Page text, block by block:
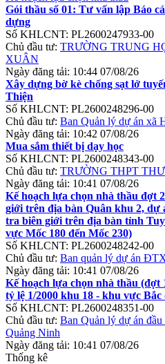
Gói thầu số 01: Tư vấn lập Báo
dựng
Số KHLCNT: PL2600247933-00
Chủ đầu tư: TRƯỜNG TRUNG
XUÂN
Ngày đăng tải: 10:44 07/08/26
Xây dựng bờ kè chống sạt lở
Thiện
Số KHLCNT: PL2600248296-00
Chủ đầu tư: Ban Quản lý dự án xã
Ngày đăng tải: 10:42 07/08/26
Mua sắm thiết bị dạy học
Số KHLCNT: PL2600248343-00
Chủ đầu tư: TRƯỜNG THPT
Ngày đăng tải: 10:41 07/08/26
Kế hoạch lựa chọn nhà thầu đợt
giới trên địa bàn Quân khu 2,
tra biên giới trên địa bàn tỉnh
vực Mốc 180 đến Mốc 230)
Số KHLCNT: PL2600248242-00
Chủ đầu tư: Ban quản lý dự án
Ngày đăng tải: 10:41 07/08/26
Kế hoạch lựa chọn nhà thầu
tỷ lệ 1/2000 khu 18 - khu vực
Số KHLCNT: PL2600248351-00
Chủ đầu tư: Ban Quản lý dự án
Quảng Ninh
Ngày đăng tải: 10:41 07/08/26
Thống kê